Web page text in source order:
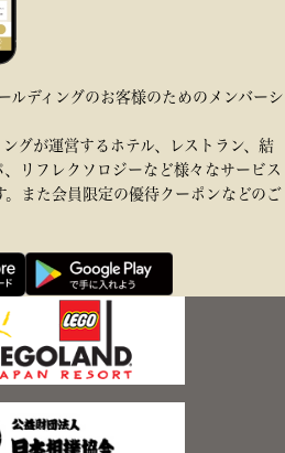
ルディングのお客様のためのメンバーシ
グが運営するホテル、レストラン、結
リフレクソロジーなど様々なサービス
また会員限定の優待クーポンなどのご